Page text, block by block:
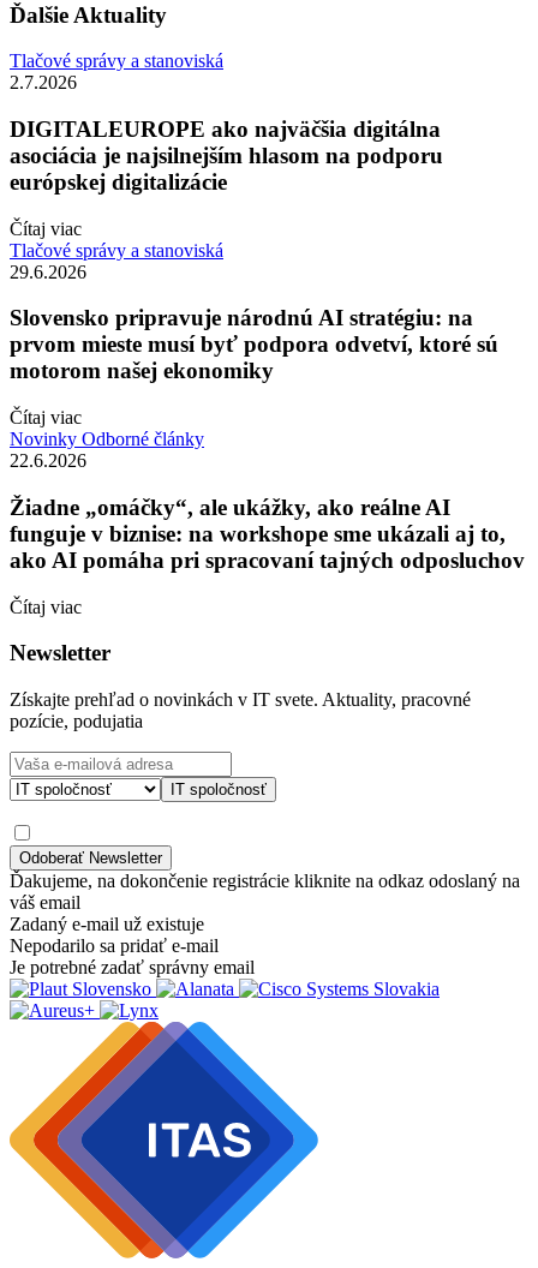
Ďalšie Aktuality
Tlačové správy a stanoviská
2.7.2026
DIGITALEUROPE ako najväčšia digitálna
asociácia je najsilnejším hlasom na podporu
európskej digitalizácie
Čítaj viac
Tlačové správy a stanoviská
29.6.2026
Slovensko pripravuje národnú AI stratégiu: na
prvom mieste musí byť podpora odvetví, ktoré sú
motorom našej ekonomiky
Čítaj viac
Novinky Odborné články
22.6.2026
Žiadne „omáčky“, ale ukážky, ako reálne AI
funguje v biznise: na workshope sme ukázali aj to,
ako AI pomáha pri spracovaní tajných odposluchov
Čítaj viac
Newsletter
Získajte prehľad o novinkách v IT svete. Aktuality, pracovné
pozície, podujatia
IT spoločnosť
Ďakujeme, na dokončenie registrácie kliknite na odkaz odoslaný na
váš email
Zadaný e-mail už existuje
Nepodarilo sa pridať e-mail
Je potrebné zadať správny email